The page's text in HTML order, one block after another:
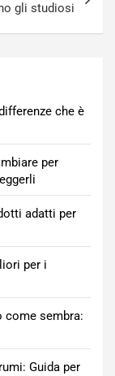
gli studiosi
che è
per
adatti per
per i
come sembra:
Guida per